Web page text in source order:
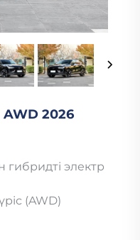
2026
гибридті электр
(AWD)